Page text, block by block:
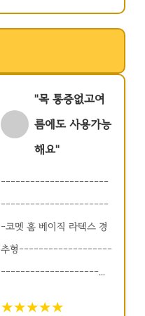
"목 통증없고여
름에도 사용가능
해요"
----------------------
----------------------
-코멧 홈 베이직 라텍스 경
추형-------------------
--------------------...
★★★★★